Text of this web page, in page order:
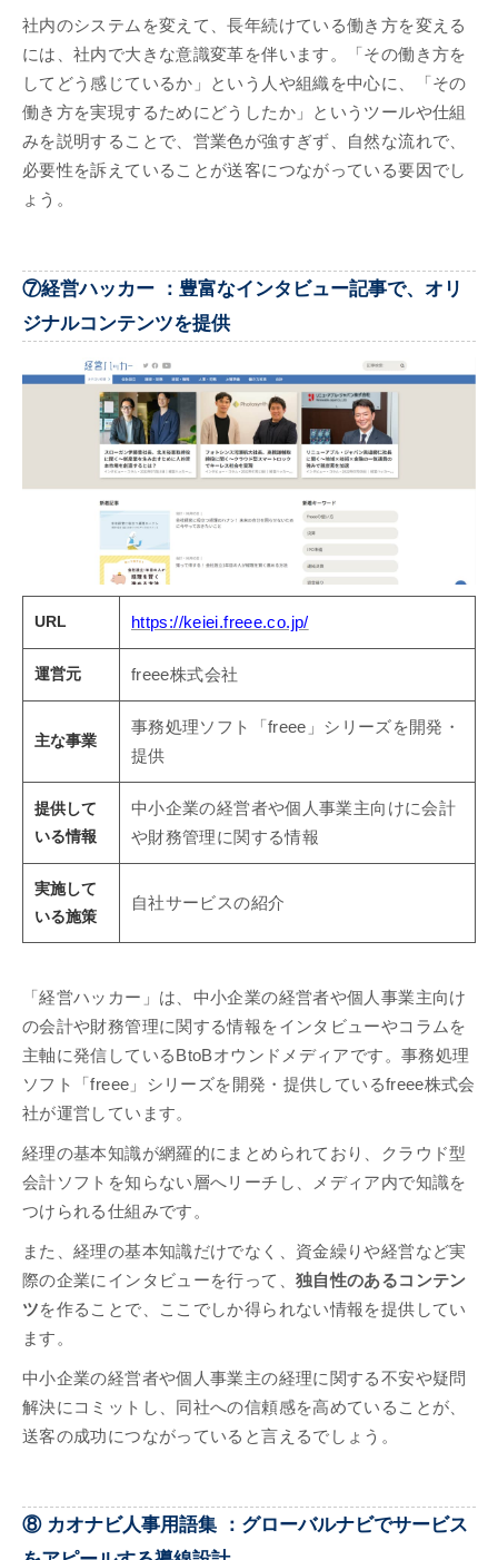
社内のシステムを変えて、長年続けている働き方を変える
には、社内で大きな意識変革を伴います。「その働き方を
してどう感じているか」という人や組織を中心に、「その
働き方を実現するためにどうしたか」というツールや仕組
みを説明することで、営業色が強すぎず、自然な流れで、
必要性を訴えていることが送客につながっている要因でし
ょう。
⑦経営ハッカー ：豊富なインタビュー記事で、オリ
ジナルコンテンツを提供
URL https://keiei.freee.co.jp/
運営元 freee株式会社
主な事業
事務処理ソフト「freee」シリーズを開発・
提供
提供して
いる情報
中小企業の経営者や個人事業主向けに会計
や財務管理に関する情報
実施して
いる施策
自社サービスの紹介
「経営ハッカー」は、中小企業の経営者や個人事業主向け
の会計や財務管理に関する情報をインタビューやコラムを
主軸に発信しているBtoBオウンドメディアです。事務処理
ソフト「freee」シリーズを開発・提供しているfreee株式会
社が運営しています。
経理の基本知識が網羅的にまとめられており、クラウド型
会計ソフトを知らない層へリーチし、メディア内で知識を
つけられる仕組みです。
また、経理の基本知識だけでなく、資金繰りや経営など実
際の企業にインタビューを行って、 独自性のあるコンテン
ツを作ることで、ここでしか得られない情報を提供してい
ます。
中小企業の経営者や個人事業主の経理に関する不安や疑問
解決にコミットし、同社への信頼感を高めていることが、
送客の成功につながっていると言えるでしょう。
⑧ カオナビ人事用語集 ：グローバルナビでサービス